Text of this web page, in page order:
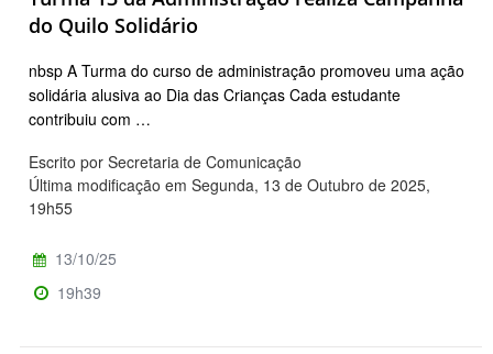
do Quilo Solidário
nbsp A Turma do curso de administração promoveu uma ação
solidária alusiva ao Dia das Crianças Cada estudante
contribuiu com …
Escrito por Secretaria de Comunicação
Última modificação em Segunda, 13 de Outubro de 2025,
19h55
13/10/25
19h39